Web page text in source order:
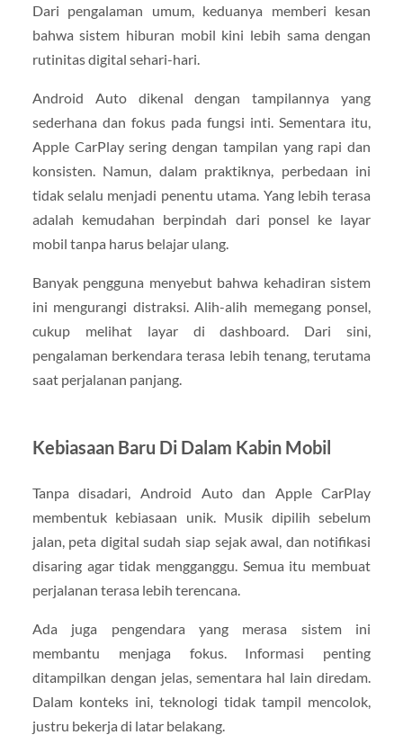
Dari pengalaman umum, keduanya memberi kesan
bahwa sistem hiburan mobil kini lebih sama dengan
rutinitas digital sehari-hari.
Android Auto dikenal dengan tampilannya yang
sederhana dan fokus pada fungsi inti. Sementara itu,
Apple CarPlay sering dengan tampilan yang rapi dan
konsisten. Namun, dalam praktiknya, perbedaan ini
tidak selalu menjadi penentu utama. Yang lebih terasa
adalah kemudahan berpindah dari ponsel ke layar
mobil tanpa harus belajar ulang.
Banyak pengguna menyebut bahwa kehadiran sistem
ini mengurangi distraksi. Alih-alih memegang ponsel,
cukup melihat layar di dashboard. Dari sini,
pengalaman berkendara terasa lebih tenang, terutama
saat perjalanan panjang.
Kebiasaan Baru Di Dalam Kabin Mobil
Tanpa disadari, Android Auto dan Apple CarPlay
membentuk kebiasaan unik. Musik dipilih sebelum
jalan, peta digital sudah siap sejak awal, dan notifikasi
disaring agar tidak mengganggu. Semua itu membuat
perjalanan terasa lebih terencana.
Ada juga pengendara yang merasa sistem ini
membantu menjaga fokus. Informasi penting
ditampilkan dengan jelas, sementara hal lain diredam.
Dalam konteks ini, teknologi tidak tampil mencolok,
justru bekerja di latar belakang.